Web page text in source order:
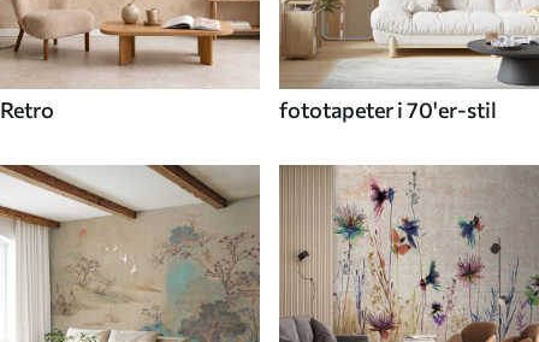
Retro fototapeter i 70'er-stil